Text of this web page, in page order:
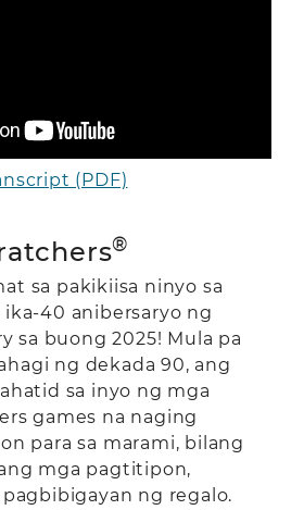
(PDF)
®
sa pakikiisa ninyo sa
40 anibersaryo ng
sa buong 2025! Mula pa
ng dekada 90, ang
sa inyo ng mga
games na naging
para sa marami, bilang
mga pagtitipon,
ng regalo.